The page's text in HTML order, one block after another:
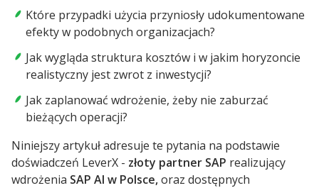
Które przypadki użycia przyniosły udokumentowane
efekty w podobnych organizacjach?
Jak wygląda struktura kosztów i w jakim horyzoncie
realistyczny jest zwrot z inwestycji?
Jak zaplanować wdrożenie, żeby nie zaburzać
bieżących operacji?
Niniejszy artykuł adresuje te pytania na podstawie
doświadczeń LeverX - złoty partner SAP realizujący
wdrożenia SAP AI w Polsce,oraz dostępnych